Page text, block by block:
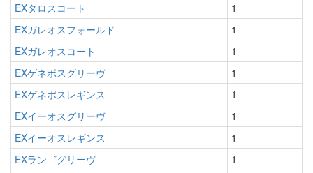
EXタロスコート
1
EXガレオスフォールド
1
EXガレオスコート
1
EXゲネポスグリーヴ
1
EXゲネポスレギンス
1
EXイーオスグリーヴ
1
EXイーオスレギンス
1
EXランゴグリーヴ
1